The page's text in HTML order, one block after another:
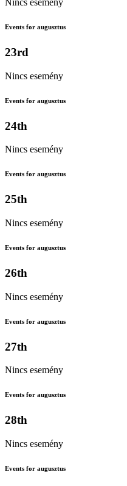
Nincs esemény
Events for augusztus
23rd
Nincs esemény
Events for augusztus
24th
Nincs esemény
Events for augusztus
25th
Nincs esemény
Events for augusztus
26th
Nincs esemény
Events for augusztus
27th
Nincs esemény
Events for augusztus
28th
Nincs esemény
Events for augusztus